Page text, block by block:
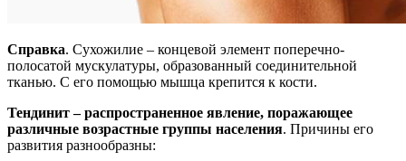
Справка. Сухожилие – концевой элемент поперечно-
полосатой мускулатуры, образованный соединительной
тканью. С его помощью мышца крепится к кости.
Тендинит – распространенное явление, поражающее
различные возрастные группы населения. Причины его
развития разнообразны: